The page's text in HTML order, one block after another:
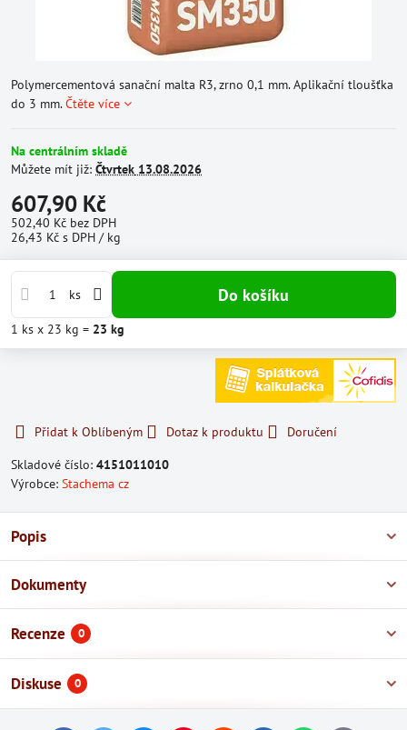
Polymercementová sanační malta R3, zrno 0,1 mm. Aplikační tloušťka
do 3 mm.Čtěte více
Na centrálním skladě
Můžete mít již: Čtvrtek 13.08.2026
607,90 Kč
502,40 Kč bez DPH
26,43 Kč s DPH / kg
ks Do košíku
1 ks x 23 kg = 23 kg
Přidat k Oblíbeným Dotaz k produktu
Doručení
Skladové číslo: 4151011010
Výrobce: Stachema cz
Popis
Dokumenty
Recenze 0
Diskuse 0